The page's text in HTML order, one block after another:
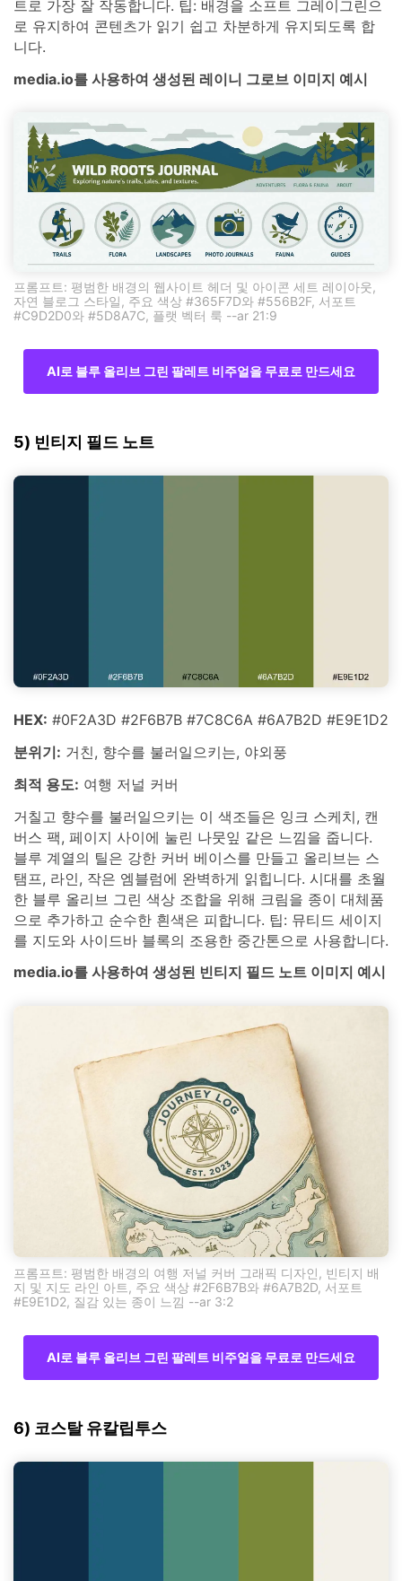
트로 가장 잘 작동합니다. 팁: 배경을 소프트 그레이그린으
로 유지하여 콘텐츠가 읽기 쉽고 차분하게 유지되도록 합
니다.
media.io를 사용하여 생성된 레이니 그로브 이미지 예시
프롬프트: 평범한 배경의 웹사이트 헤더 및 아이콘 세트 레이아웃,
자연 블로그 스타일, 주요 색상 #365F7D와 #556B2F, 서포트
#C9D2D0와 #5D8A7C, 플랫 벡터 룩 --ar 21:9
AI로 블루 올리브 그린 팔레트 비주얼을 무료로 만드세요
5) 빈티지 필드 노트
HEX: #0F2A3D #2F6B7B #7C8C6A #6A7B2D #E9E1D2
분위기: 거친, 향수를 불러일으키는, 야외풍
최적 용도: 여행 저널 커버
거칠고 향수를 불러일으키는 이 색조들은 잉크 스케치, 캔
버스 팩, 페이지 사이에 눌린 나뭇잎 같은 느낌을 줍니다.
블루 계열의 틸은 강한 커버 베이스를 만들고 올리브는 스
탬프, 라인, 작은 엠블럼에 완벽하게 읽힙니다. 시대를 초월
한 블루 올리브 그린 색상 조합을 위해 크림을 종이 대체품
으로 추가하고 순수한 흰색은 피합니다. 팁: 뮤티드 세이지
를 지도와 사이드바 블록의 조용한 중간톤으로 사용합니다.
media.io를 사용하여 생성된 빈티지 필드 노트 이미지 예시
프롬프트: 평범한 배경의 여행 저널 커버 그래픽 디자인, 빈티지 배
지 및 지도 라인 아트, 주요 색상 #2F6B7B와 #6A7B2D, 서포트
#E9E1D2, 질감 있는 종이 느낌 --ar 3:2
AI로 블루 올리브 그린 팔레트 비주얼을 무료로 만드세요
6) 코스탈 유칼립투스